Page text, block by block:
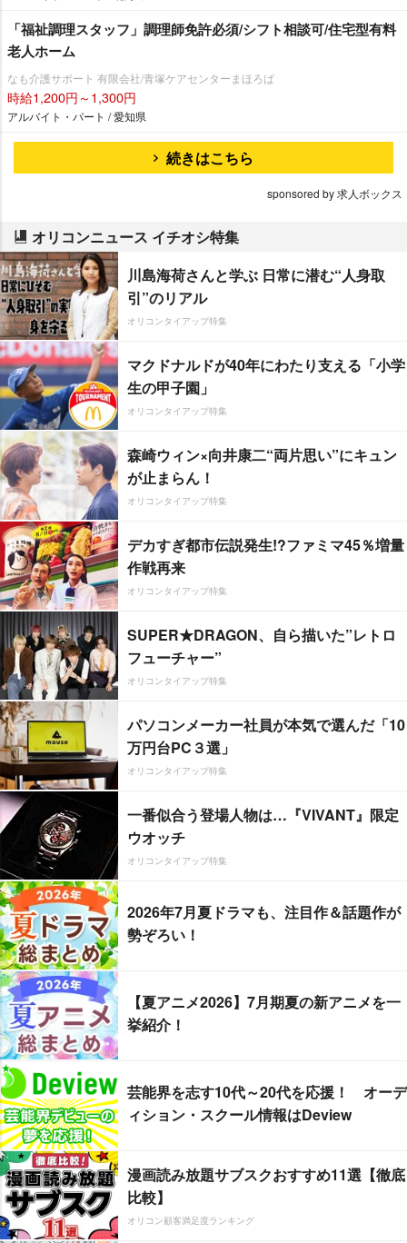
「福祉調理スタッフ」調理師免許必須/シフト相談可/住宅型有料
老人ホーム
なも介護サポート 有限会社/青塚ケアセンターまほろば
時給1,200円～1,300円
アルバイト・パート / 愛知県
続きはこちら
sponsored by 求人ボックス
オリコンニュース イチオシ特集
川島海荷さんと学ぶ 日常に潜む“人身取
引”のリアル
オリコンタイアップ特集
マクドナルドが40年にわたり支える「小学
生の甲子園」
オリコンタイアップ特集
森崎ウィン×向井康二“両片思い”にキュン
が止まらん！
オリコンタイアップ特集
デカすぎ都市伝説発生!?ファミマ45％増量
作戦再来
オリコンタイアップ特集
SUPER★DRAGON、自ら描いた”レトロ
フューチャー”
オリコンタイアップ特集
パソコンメーカー社員が本気で選んだ「10
万円台PC３選」
オリコンタイアップ特集
一番似合う登場人物は…『VIVANT』限定
ウオッチ
オリコンタイアップ特集
2026年7月夏ドラマも、注目作＆話題作が
勢ぞろい！
【夏アニメ2026】7月期夏の新アニメを一
挙紹介！
芸能界を志す10代～20代を応援！ オーデ
ィション・スクール情報はDeview
漫画読み放題サブスクおすすめ11選【徹底
比較】
オリコン顧客満足度ランキング